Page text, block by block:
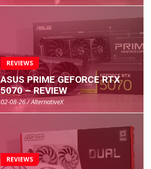
REVIEWS
ASUS PRIME GEFORCE RTX
5070 – REVIEW
02-08-26 / AlternativeX
REVIEWS